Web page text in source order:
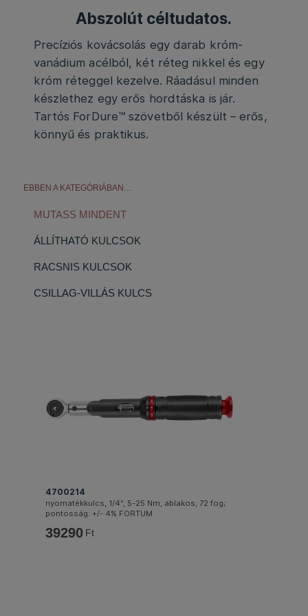
Abszolút céltudatos.
Precíziós kovácsolás egy darab króm-
vanádium acélból, két réteg nikkel és egy
króm réteggel kezelve. Ráadásul minden
készlethez egy erős hordtáska is jár.
Tartós ForDure™ szövetből készült – erős,
könnyű és praktikus.
EBBEN A KATEGÓRIÁBAN…
MUTASS MINDENT
ÁLLÍTHATÓ KULCSOK
RACSNIS KULCSOK
CSILLAG-VILLÁS KULCS
4700214
nyomatékkulcs, 1/4", 5-25 Nm, ablakos, 72 fog;
pontosság: +/- 4% FORTUM
39290 Ft